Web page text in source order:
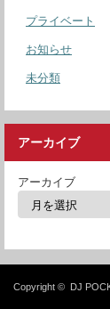
プライベート
お知らせ
未分類
アーカイブ
アーカイブ
Copyright © DJ